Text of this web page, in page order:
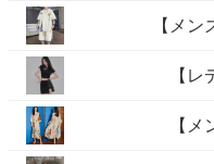
【メ
【
【